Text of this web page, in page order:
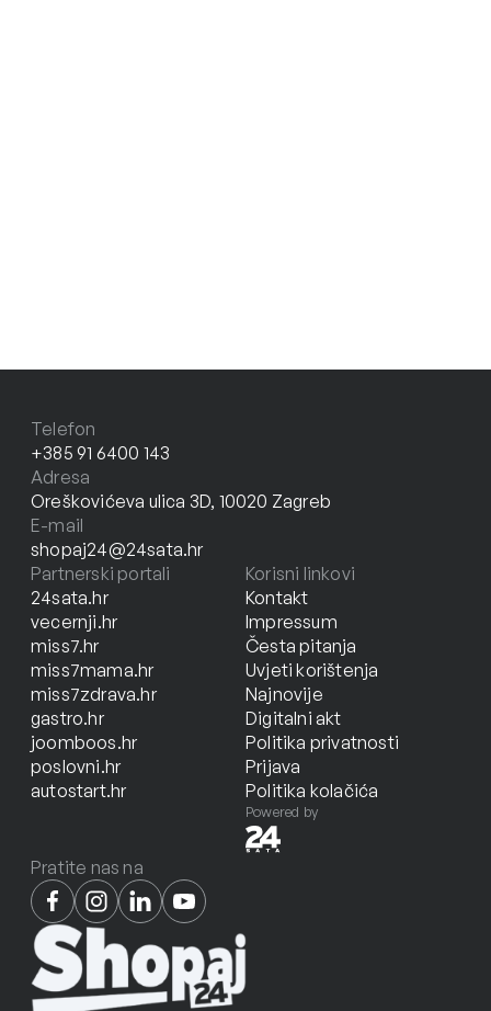
Telefon
+385 91 6400 143
Adresa
Oreškovićeva ulica 3D, 10020 Zagreb
E-mail
shopaj24@24sata.hr
Partnerski portali
24sata.hr
vecernji.hr
miss7.hr
miss7mama.hr
miss7zdrava.hr
gastro.hr
joomboos.hr
poslovni.hr
autostart.hr
Korisni linkovi
Kontakt
Impressum
Česta pitanja
Uvjeti korištenja
Najnovije
Digitalni akt
Politika privatnosti
Prijava
Politika kolačića
Powered by
Pratite nas na